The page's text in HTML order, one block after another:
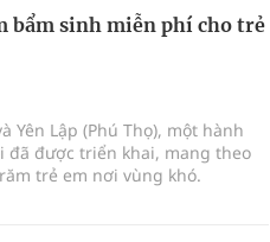
bẩm sinh miễn phí cho trẻ
Yên Lập (Phú Thọ), một hành
đã được triển khai, mang theo
trẻ em nơi vùng khó.